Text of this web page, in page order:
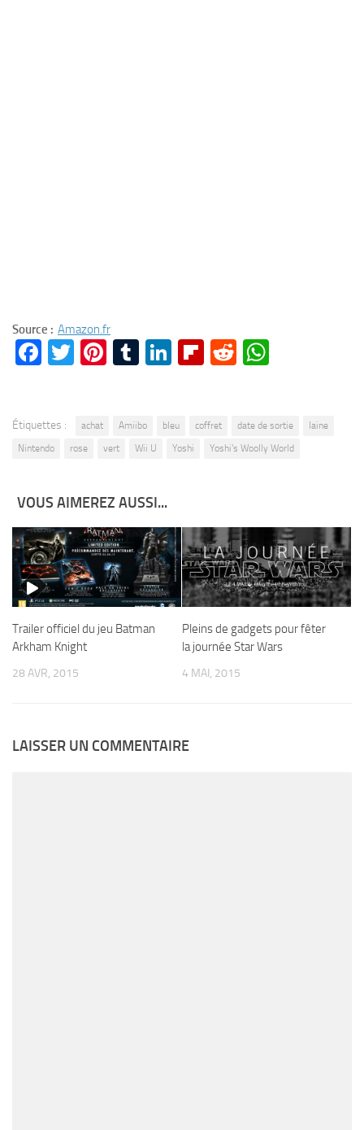
Source : Amazon.fr
Facebook
Twitter
Pinterest
Tumblr
LinkedIn
Flipboard
Reddit
Étiquettes : achat Amiibo bleu coffret date de sortie
laine
Nintendo
rose vert Wii U Yoshi Yoshi's Woolly World
VOUS AIMEREZ AUSSI...
Trailer officiel du jeu Batman
Arkham Knight
28 AVR, 2015
Pleins de gadgets pour fêter
la journée Star Wars
4 MAI, 2015
LAISSER UN COMMENTAIRE